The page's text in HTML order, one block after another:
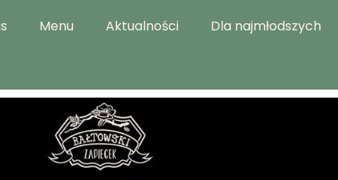
Menu Aktualności Dla najmłodszych